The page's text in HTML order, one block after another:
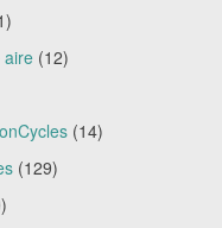
aire (12)
(14)
(129)